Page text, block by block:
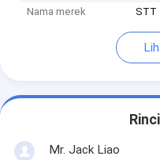
Nama merek STT
Mr. Jack Liao